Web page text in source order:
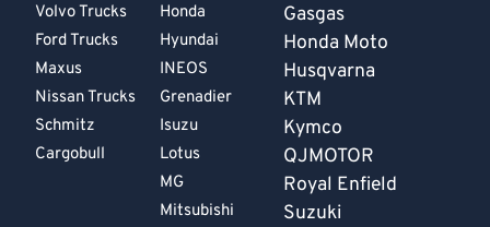
Volvo Trucks
Ford Trucks
Maxus
Nissan Trucks
Schmitz
Cargobull
Honda
Hyundai
INEOS
Grenadier
Isuzu
Lotus
MG
Mitsubishi
Gasgas
Honda Moto
Husqvarna
KTM
Kymco
QJMOTOR
Royal Enfield
Suzuki